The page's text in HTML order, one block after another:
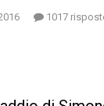
1017